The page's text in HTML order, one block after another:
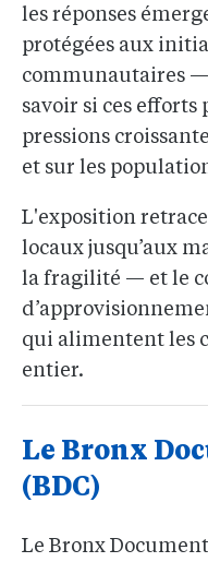
les réponses
protégées aux
communautaires —
savoir si ces
pressions
et sur les
L'exposition
locaux jusqu’aux
la fragilité — et le
qui alimentent les
entier.
Le Bronx
(BDC)
Le Bronx